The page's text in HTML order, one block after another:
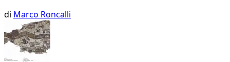
di Marco Roncalli